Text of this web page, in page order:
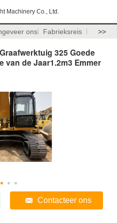
Machinery Co., Ltd.
ons Fabrieksreis >>
325 Goede
van de Jaar1.2m3 Emmer
Contacteer ons